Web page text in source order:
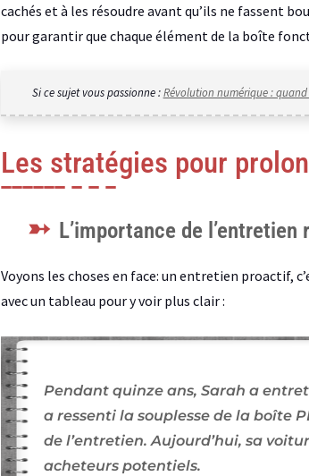
cachés et à les résoudre avant qu’ils ne fassent
pour garantir que chaque élément de la boîte
Si ce sujet vous passionne :Révolution numérique :
Les stratégies pour
L’importance de l’entretien
Voyons les choses en face: un entretien proactif,
avec un tableau pour y voir plus clair :
Pendant quinze ans, Sarah a
a ressenti la souplesse de la boîte
de l’entretien. Aujourd’hui, sa
acheteurs potentiels.